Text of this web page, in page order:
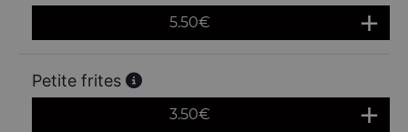
5.50€
Petite frites
3.50€